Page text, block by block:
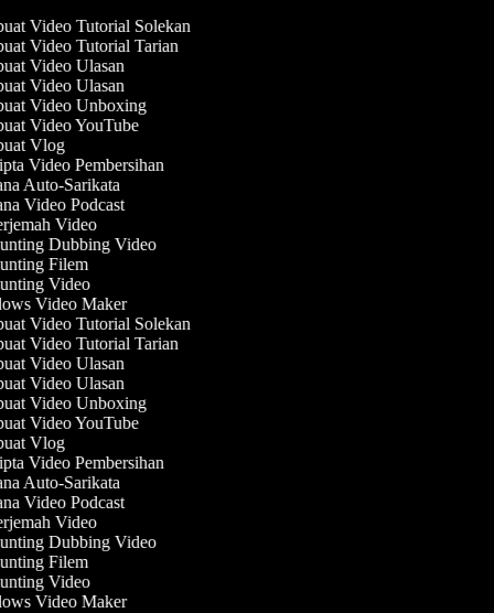
Video Tutorial Solekan
Video Tutorial Tarian
Video Ulasan
Video Ulasan
Video Unboxing
Video YouTube
Vlog
Video Pembersihan
Auto-Sarikata
Video Podcast
Video
Dubbing Video
Filem
Video
Video Maker
Video Tutorial Solekan
Video Tutorial Tarian
Video Ulasan
Video Ulasan
Video Unboxing
Video YouTube
Vlog
Video Pembersihan
Auto-Sarikata
Video Podcast
Video
Dubbing Video
Filem
Video
Video Maker